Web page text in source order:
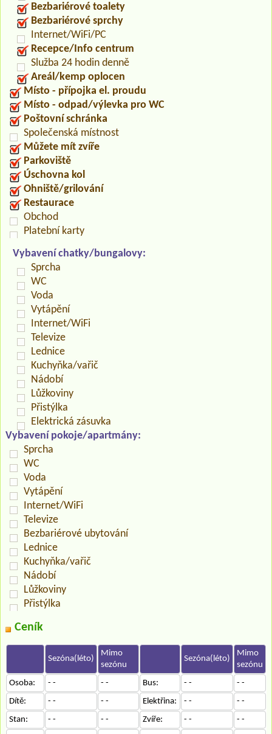
Bezbariérové toalety
Bezbariérové sprchy
Internet/WiFi/PC
Recepce/Info centrum
Služba 24 hodin denně
Areál/kemp oplocen
Místo - přípojka el. proudu
Místo - odpad/výlevka pro WC
Poštovní schránka
Společenská místnost
Můžete mít zvíře
Parkoviště
Úschovna kol
Ohniště/grilování
Restaurace
Obchod
Platební karty
Vybavení chatky/bungalovy:
Sprcha
WC
Voda
Vytápění
Internet/WiFi
Televize
Lednice
Kuchyňka/vařič
Nádobí
Lůžkoviny
Přistýlka
Elektrická zásuvka
Vybavení pokoje/apartmány:
Sprcha
WC
Voda
Vytápění
Internet/WiFi
Televize
Bezbariérové ubytování
Lednice
Kuchyňka/vařič
Nádobí
Lůžkoviny
Přistýlka
Ceník
Sezóna(léto)
Mimo
sezónu
Sezóna(léto)
Mimo
sezónu
Osoba:
- - - - Bus: - -
- -
Dítě:
- - - - Elektřina: - -
- -
Stan:
- - - - Zvíře: - -
- -